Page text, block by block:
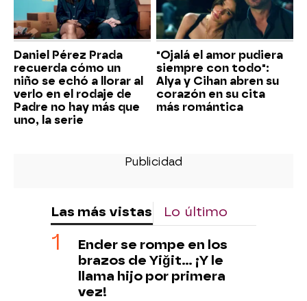
Daniel Pérez Prada
recuerda cómo un
niño se echó a llorar al
verlo en el rodaje de
Padre no hay más que
uno, la serie
"Ojalá el amor pudiera
siempre con todo":
Alya y Cihan abren su
corazón en su cita
más romántica
Las más vistas Lo último
Ender se rompe en los
brazos de Yiğit… ¡Y le
llama hijo por primera
vez!